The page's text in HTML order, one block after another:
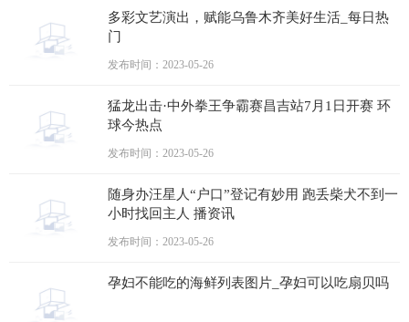
多彩文艺演出，赋能乌鲁木齐美好生活_每日热
门
发布时间：2023-05-26
猛龙出击·中外拳王争霸赛昌吉站7月1日开赛 环
球今热点
发布时间：2023-05-26
随身办汪星人“户口”登记有妙用 跑丢柴犬不到一
小时找回主人 播资讯
发布时间：2023-05-26
孕妇不能吃的海鲜列表图片_孕妇可以吃扇贝吗